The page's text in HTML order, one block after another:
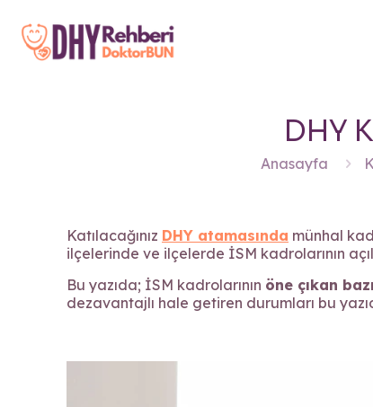
DHY
Anasayfa
Katılacağınız DHY atamasında münhal
ilçelerinde ve ilçelerde İSM kadrolarının
Bu yazıda; İSM kadrolarının öne çıkan
dezavantajlı hale getiren durumları bu